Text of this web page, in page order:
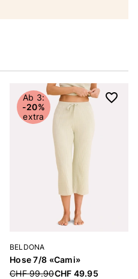
Ab 3:
-20%
extra
BELDONA
Hose 7/8 «Cami»
Price reduced from
CHF 99.90CHF 49.95